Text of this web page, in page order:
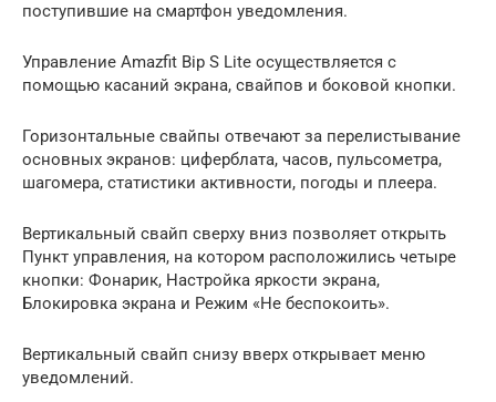
поступившие на смартфон уведомления.
Управление Amazfit Bip S Lite осуществляется с
помощью касаний экрана, свайпов и боковой кнопки.
Горизонтальные свайпы отвечают за перелистывание
основных экранов: циферблата, часов, пульсометра,
шагомера, статистики активности, погоды и плеера.
Вертикальный свайп сверху вниз позволяет открыть
Пункт управления, на котором расположились четыре
кнопки: Фонарик, Настройка яркости экрана,
Блокировка экрана и Режим «Не беспокоить».
Вертикальный свайп снизу вверх открывает меню
уведомлений.